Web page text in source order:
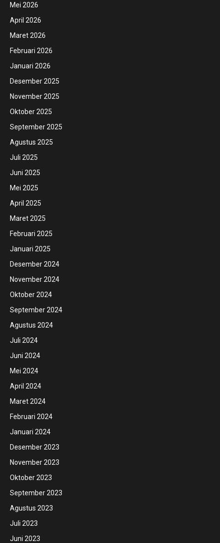
Mei 2026
April 2026
Maret 2026
Februari 2026
Januari 2026
Desember 2025
November 2025
Oktober 2025
September 2025
Agustus 2025
Juli 2025
Juni 2025
Mei 2025
April 2025
Maret 2025
Februari 2025
Januari 2025
Desember 2024
November 2024
Oktober 2024
September 2024
Agustus 2024
Juli 2024
Juni 2024
Mei 2024
April 2024
Maret 2024
Februari 2024
Januari 2024
Desember 2023
November 2023
Oktober 2023
September 2023
Agustus 2023
Juli 2023
Juni 2023